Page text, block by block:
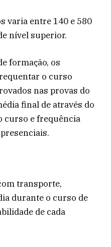
varia entre 140 e 580
nível superior.
formação, os
o curso
nas provas do
final de através do
curso e frequência
transporte,
durante o curso de
de cada